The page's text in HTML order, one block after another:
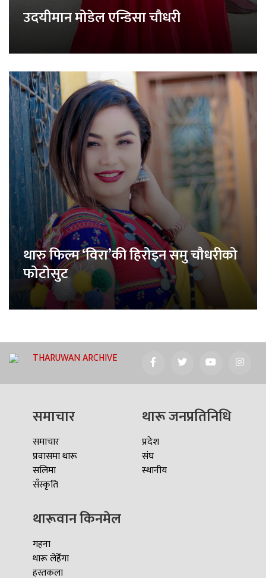
उदयीमान मोडेल एन्डिसा चौधरी
थारु फिल्म ‘विरा’की हिरोइन समु चौधरीको
फोटोसुट
THARUWAN ARCHIVE
समाचार
समाचार
प्रवासमा थारू
सलिमा
सँस्कृति
थारू जनप्रतिनिधि
प्रदेश
संघ
स्थानीय
थारूवान किनमेल
गहना
थारू लेहेँगा
हस्तकला